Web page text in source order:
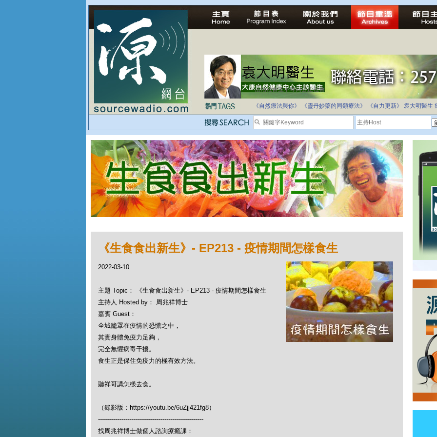
法治社會並不等同公正社會
自家教育合法化-推動多元化教育，全民學卷制
《自然療法與你》 《靈丹妙藥的同類療法》 《自力更新》 袁大明醫生
《生食食出新生》- EP213 - 疫情期間怎樣食生
2022-03-10
主題 Topic： 《生食食出新生》- EP213 - 疫情期間怎樣食生
主持人 Hosted by： 周兆祥博士
嘉賓 Guest：
全城籠罩在疫情的恐慌之中，
其實身體免疫力足夠，
完全無懼病毒干擾。
食生正是保住免疫力的極有效方法。
聽祥哥講怎樣去食。
（錄影版：https://youtu.be/6uZjj421fg8）
------------------------------------------------------
找周兆祥博士做個人諮詢療癒課：